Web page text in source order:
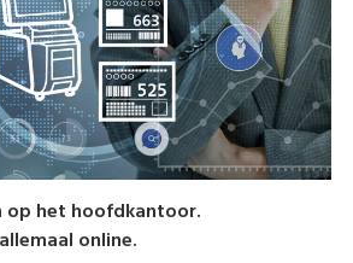
het hoofdkantoor.
online.